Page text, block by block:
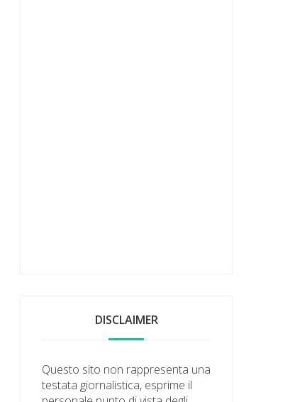
DISCLAIMER
Questo sito non rappresenta una
testata giornalistica, esprime il